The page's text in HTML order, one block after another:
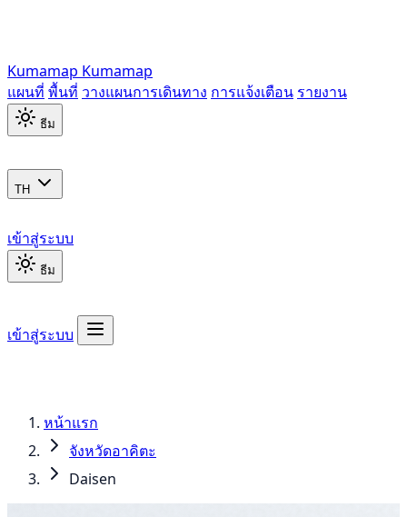
Kumamap Kumamap
แผนที่ พื้นที่ วางแผนการเดินทาง การแจ้งเตือน รายงาน
ธีม
TH
เข้าสู่ระบบ
ธีม
เข้าสู่ระบบ
หน้าแรก
จังหวัดอาคิตะ
Daisen